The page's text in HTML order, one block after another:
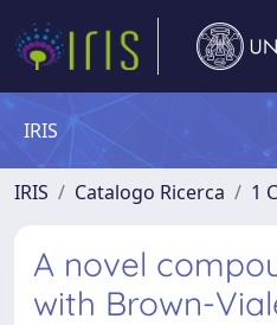
IRIS
IRIS Catalogo Ricerca 1
A novel
with Brown-